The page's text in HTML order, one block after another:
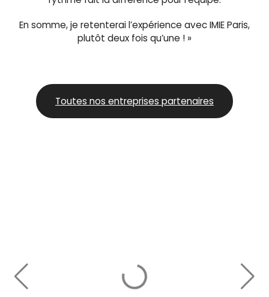
En somme, je retenterai l’expérience avec IMIE Paris,
plutôt deux fois qu’une ! »
Toutes nos entreprises partenaires